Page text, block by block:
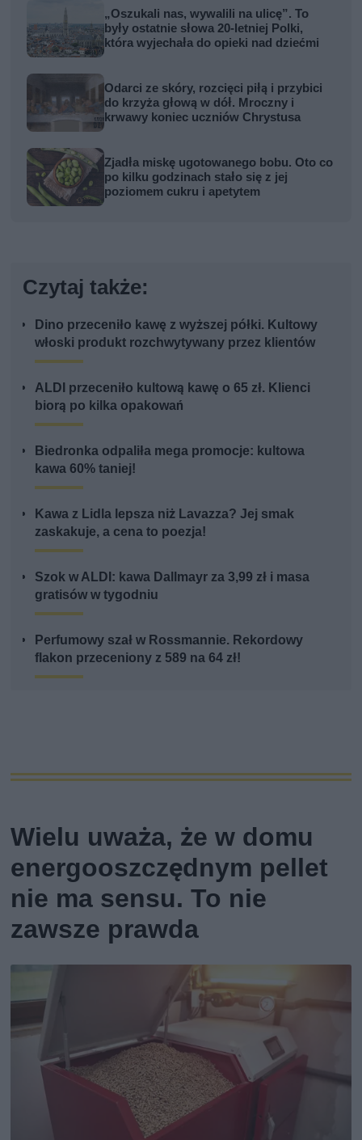
„Oszukali nas, wywalili na ulicę”. To
były ostatnie słowa 20-letniej Polki,
która wyjechała do opieki nad dziećmi
Odarci ze skóry, rozcięci piłą i przybici
do krzyża głową w dół. Mroczny i
krwawy koniec uczniów Chrystusa
Zjadła miskę ugotowanego bobu. Oto co
po kilku godzinach stało się z jej
poziomem cukru i apetytem
Czytaj także:
Dino przeceniło kawę z wyższej półki. Kultowy
włoski produkt rozchwytywany przez klientów
ALDI przeceniło kultową kawę o 65 zł. Klienci
biorą po kilka opakowań
Biedronka odpaliła mega promocje: kultowa
kawa 60% taniej!
Kawa z Lidla lepsza niż Lavazza? Jej smak
zaskakuje, a cena to poezja!
Szok w ALDI: kawa Dallmayr za 3,99 zł i masa
gratisów w tygodniu
Perfumowy szał w Rossmannie. Rekordowy
flakon przeceniony z 589 na 64 zł!
Wielu uważa, że w domu
energooszczędnym pellet
nie ma sensu. To nie
zawsze prawda